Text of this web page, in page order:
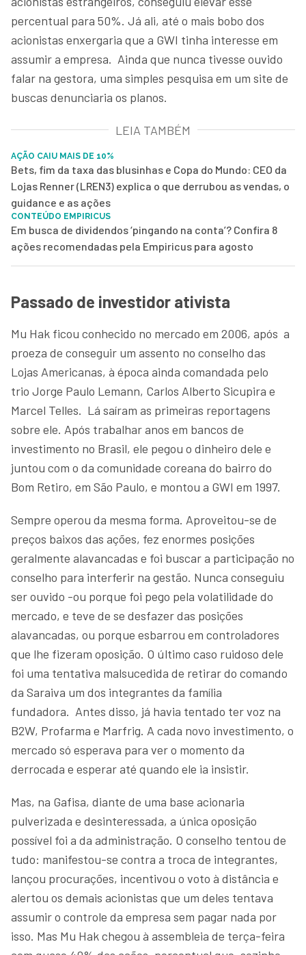
percentual para 50%. Já ali, até o mais bobo dos
acionistas enxergaria que a GWI tinha interesse em
assumir a empresa. Ainda que nunca tivesse ouvido
falar na gestora, uma simples pesquisa em um site de
buscas denunciaria os planos.
LEIA TAMBÉM
AÇÃO CAIU MAIS DE 10%
Bets, fim da taxa das blusinhas e Copa do Mundo: CEO da
Lojas Renner (LREN3) explica o que derrubou as vendas, o
guidance e as ações
CONTEÚDO EMPIRICUS
Em busca de dividendos ‘pingando na conta’? Confira 8
ações recomendadas pela Empiricus para agosto
Passado de investidor ativista
Mu Hak ficou conhecido no mercado em 2006, após a
proeza de conseguir um assento no conselho das
Lojas Americanas, à época ainda comandada pelo
trio Jorge Paulo Lemann, Carlos Alberto Sicupira e
Marcel Telles. Lá saíram as primeiras reportagens
sobre ele. Após trabalhar anos em bancos de
investimento no Brasil, ele pegou o dinheiro dele e
juntou com o da comunidade coreana do bairro do
Bom Retiro, em São Paulo, e montou a GWI em 1997.
Sempre operou da mesma forma. Aproveitou-se de
preços baixos das ações, fez enormes posições
geralmente alavancadas e foi buscar a participação no
conselho para interferir na gestão. Nunca conseguiu
ser ouvido -ou porque foi pego pela volatilidade do
mercado, e teve de se desfazer das posições
alavancadas, ou porque esbarrou em controladores
que lhe fizeram oposição. O último caso ruidoso dele
foi uma tentativa malsucedida de retirar do comando
da Saraiva um dos integrantes da família
fundadora. Antes disso, já havia tentado ter voz na
B2W, Profarma e Marfrig. A cada novo investimento, o
mercado só esperava para ver o momento da
derrocada e esperar até quando ele ia insistir.
Mas, na Gafisa, diante de uma base acionaria
pulverizada e desinteressada, a única oposição
possível foi a da administração. O conselho tentou de
tudo: manifestou-se contra a troca de integrantes,
lançou procurações, incentivou o voto à distância e
alertou os demais acionistas que um deles tentava
assumir o controle da empresa sem pagar nada por
isso. Mas Mu Hak chegou à assembleia de terça-feira